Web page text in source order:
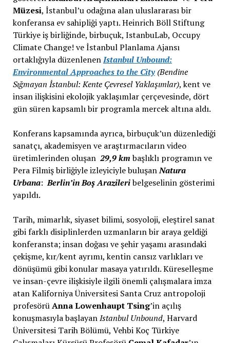
Müzesi, İstanbul’u odağına alan uluslararası bir
konferansa ev sahipliği yaptı. Heinrich Böll Stiftung
Türkiye iş birliğinde, birbuçuk, IstanbuLab, Occupy
Climate Change! ve İstanbul Planlama Ajansı
ortaklığıyla düzenlenenIstanbul Unbound:
Environmental Approaches to the City(Bendine
Sığmayan İstanbul: Kente Çevresel Yaklaşımlar), kent ve
insan ilişkisini ekolojik yaklaşımlar çerçevesinde, dört
gün süren kapsamlı bir programla mercek altına aldı.
Konferans kapsamında ayrıca, birbuçuk’un düzenlediği
sanatçı, akademisyen ve araştırmacıların video
üretimlerinden oluşan 29,9 kmbaşlıklı programın ve
Pera Filmiş birliğiyle izleyiciyle buluşanNatura
Urbana:Berlin’inBoş Arazileribelgeselinin gösterimi
yapıldı.
Tarih, mimarlık, siyaset bilimi, sosyoloji, eleştirel sanat
gibi farklı disiplinlerden uzmanların bir araya geldiği
konferansta; insan doğası ve şehir yaşamı arasındaki
çekişme, kır/kent ayrımı, kentin cansız varlıkları ve
dönüşümü gibi konular masaya yatırıldı. Küreselleşme
ve insan-çevre ilişkisiyle ilgili önemli çalışmalara imza
atan Kaliforniya Üniversitesi Santa Cruz antropoloji
profesörüAnna Lowenhaupt Tsing’in açılış
konuşmasıyla başlayanIstanbul Unbound, Harvard
Üniversitesi Tarih Bölümü, Vehbi Koç Türkiye